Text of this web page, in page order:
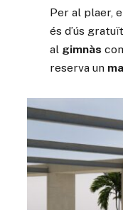
Per al plaer,
és d’ús
al gimnàs
reserva un